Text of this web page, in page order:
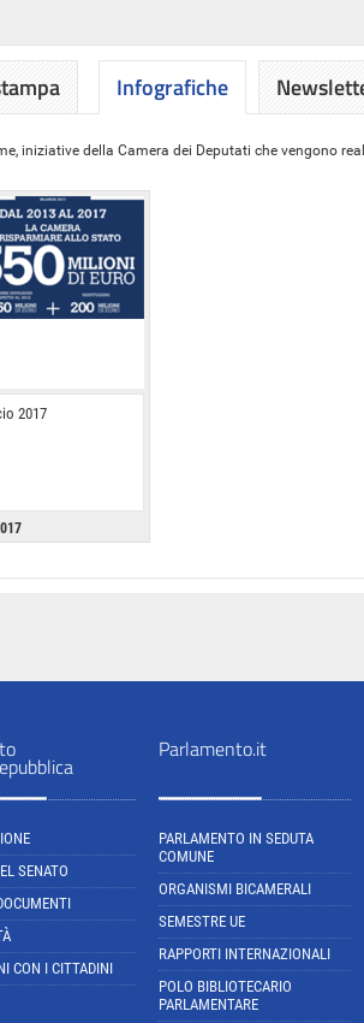
Infografiche
iniziative della Camera dei Deputati che vengono
2017
SENATO
CON I CITTADINI
Parlamento.it
PARLAMENTO IN SEDUTA
COMUNE
ORGANISMI BICAMERALI
SEMESTRE UE
RAPPORTI INTERNAZIONALI
POLO BIBLIOTECARIO
PARLAMENTARE